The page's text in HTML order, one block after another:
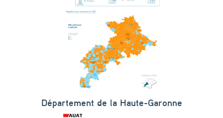
Département de la Haute-Garonne